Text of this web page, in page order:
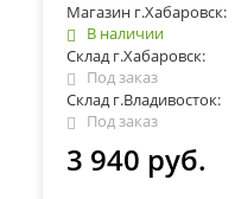
Магазин г.Хабаровск:
В наличии
Склад г.Хабаровск:
Под заказ
Склад г.Владивосток:
Под заказ
3 940 руб.